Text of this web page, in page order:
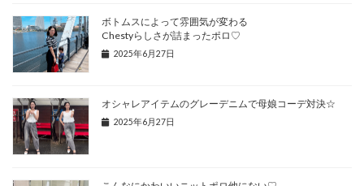
ボトムスによって雰囲気が変わる
Chestyらしさが詰まったポロ♡
2025年6月27日
オシャレアイテムのグレーデニムで母娘コーデ対決☆
2025年6月27日